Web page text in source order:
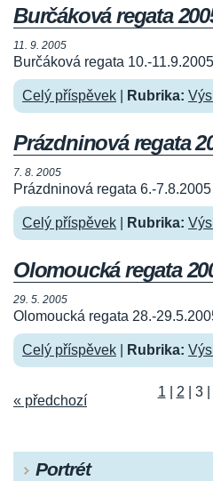
Burčáková regata
11. 9. 2005
Burčáková regata 10.-11.9.2005
Celý příspěvek Rubrika:
Prázdninová regata
7. 8. 2005
Prázdninová regata 6.-7.8.2005
Celý příspěvek Rubrika:
Olomoucká regata
29. 5. 2005
Olomoucká regata 28.-
Celý příspěvek Rubrika:
« předchozí
1 2 3
Portrét